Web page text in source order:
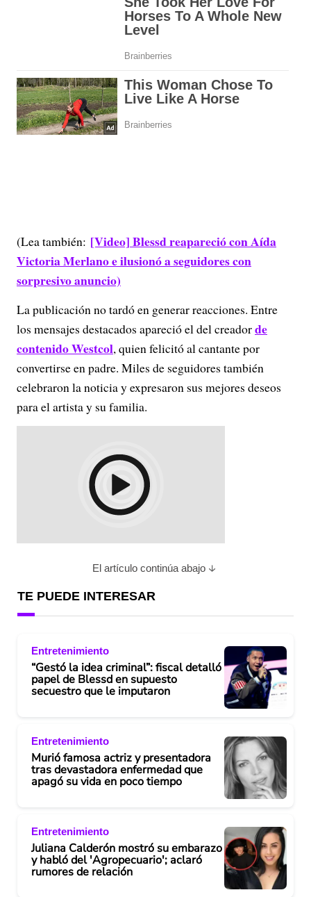
(Lea también: [Video] Blessd reapareció con Aída
Victoria Merlano e ilusionó a seguidores con
sorpresivo anuncio)
La publicación no tardó en generar reacciones. Entre
los mensajes destacados apareció el del creadorde
contenido Westcol, quien felicitó al cantante por
convertirse en padre. Miles de seguidores también
celebraron la noticia y expresaron sus mejores deseos
para el artista y su familia.
El artículo continúa abajo
TE PUEDE INTERESAR
Entretenimiento
“Gestó la idea criminal”: fiscal detalló
papel de Blessd en supuesto
secuestro que le imputaron
Entretenimiento
Murió famosa actriz y presentadora
tras devastadora enfermedad que
apagó su vida en poco tiempo
Entretenimiento
Juliana Calderón mostró su embarazo
y habló del 'Agropecuario'; aclaró
rumores de relación